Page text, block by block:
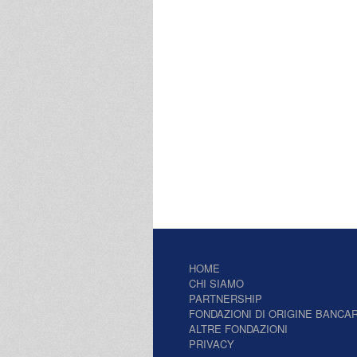
HOME
CHI SIAMO
PARTNERSHIP
FONDAZIONI DI ORIGINE
ALTRE FONDAZIONI
PRIVACY